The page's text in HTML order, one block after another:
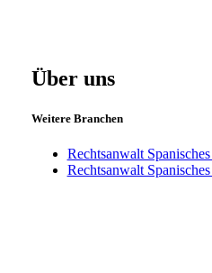
Über uns
Weitere Branchen
Rechtsanwalt
Rechtsanwalt